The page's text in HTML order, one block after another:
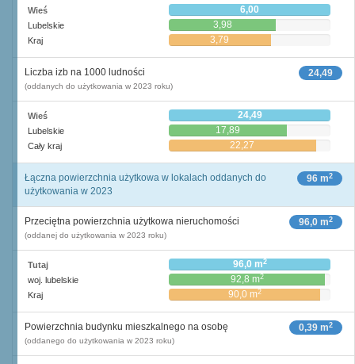
Wieś 6,00
Lubelskie 3,98
Kraj 3,79
24,49
Liczba izb na 1000 ludności
(oddanych do użytkowania w 2023 roku)
Wieś 24,49
Lubelskie 17,89
Cały kraj 22,27
96 m2
Łączna powierzchnia użytkowa w lokalach oddanych do
użytkowania w 2023
96,0 m2
Przeciętna powierzchnia użytkowa nieruchomości
(oddanej do użytkowania w 2023 roku)
Tutaj 96,0 m2
woj. lubelskie 92,8 m2
Kraj 90,0 m2
0,39 m2
Powierzchnia budynku mieszkalnego na osobę
(oddanego do użytkowania w 2023 roku)